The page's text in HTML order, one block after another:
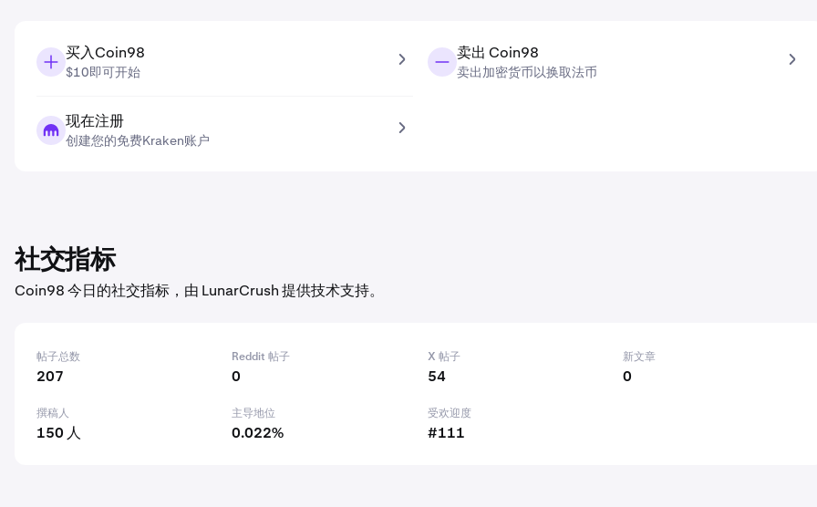
买入Coin98
$10即可开始
卖出 Coin98
卖出加密货币以换取法币
现在注册
创建您的免费Kraken账户
社交指标
Coin98 今日的社交指标，由 LunarCrush 提供技术支持。
帖子总数
207
Reddit 帖子
0
X 帖子
54
新文章
0
撰稿人
150 人
主导地位
0.022%
受欢迎度
#111